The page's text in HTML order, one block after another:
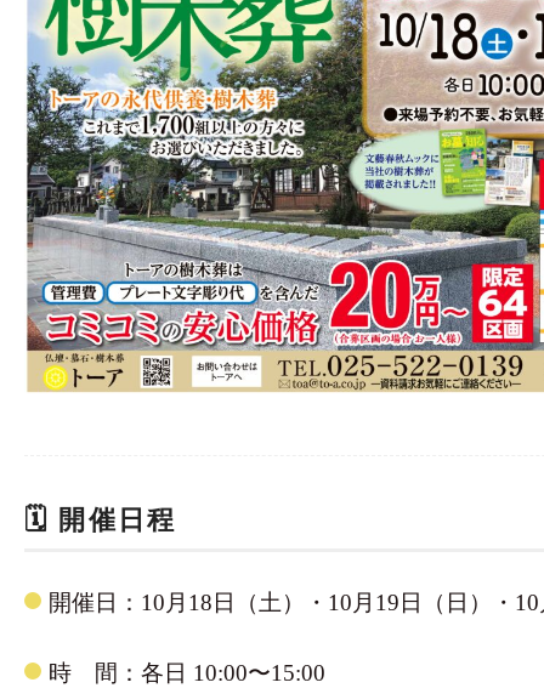
🗓 開催日程
開催日：10月18日（土）・10月19日（日）・
時 間：各日 10:00〜15:00